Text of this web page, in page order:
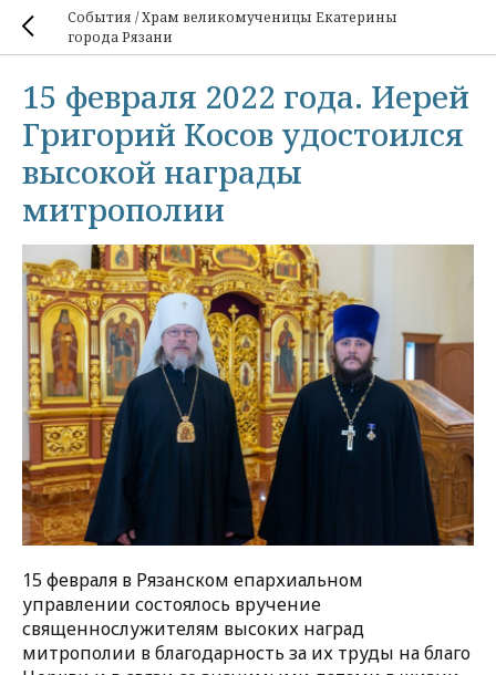
События / Храм великомученицы Екатерины
города Рязани
15 февраля 2022 года. Иерей
Григорий Косов удостоился
высокой награды
митрополии
15 февраля в Рязанском епархиальном
управлении состоялось вручение
священнослужителям высоких наград
митрополии в благодарность за их труды на благо